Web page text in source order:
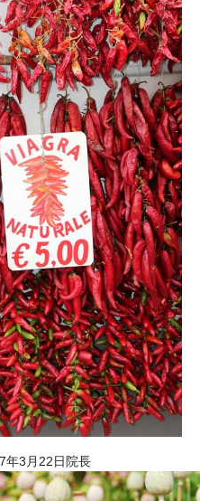
年3月22日院長